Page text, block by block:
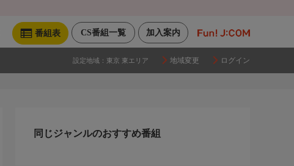
加入案内
CS番組一覧
番組表
設定地域： 東京 東エリア 地域変更 ログイン
同じジャンルのおすすめ番組